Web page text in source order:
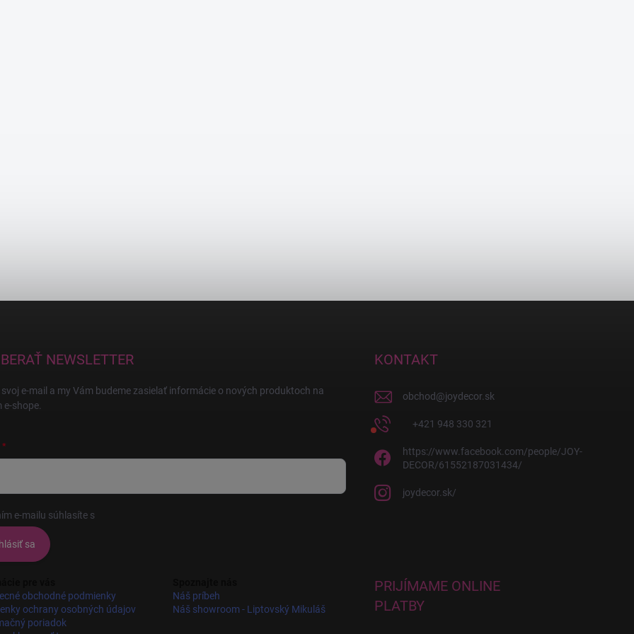
NEWSLETTER
e-mail a my Vám budeme zasielať informácie o nových produktoch na
shope.
e-mailu súhlasíte s
sa
KONTAKT
obchod@joydecor.sk
+421 948 330 321
https://www.facebook.com/people/JOY-
DECOR/61552187031434/
joydecor.sk/
obchodné podmienky
ochrany osobných údajov
poriadok
Náš príbeh
Náš showroom - Liptovský Mikuláš
PRIJÍMAME ONLINE
PLATBY